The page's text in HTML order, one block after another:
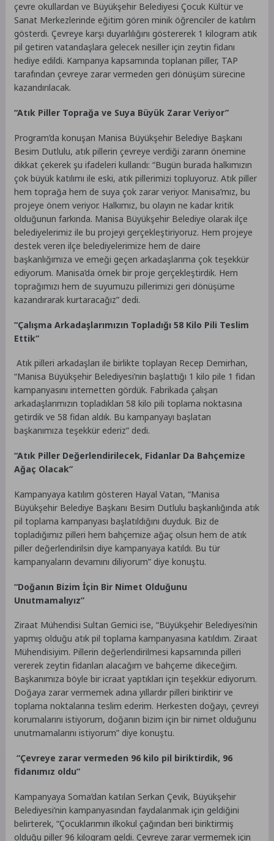
çevre okullardan ve Büyükşehir Belediyesi Çocuk Kültür ve
Sanat Merkezlerinde eğitim gören minik öğrenciler de katılım
gösterdi. Çevreye karşı duyarlılığını göstererek 1 kilogram atık
pil getiren vatandaşlara gelecek nesiller için zeytin fidanı
hediye edildi. Kampanya kapsamında toplanan piller, TAP
tarafından çevreye zarar vermeden geri dönüşüm sürecine
kazandırılacak.
“Atık Piller Toprağa ve Suya Büyük Zarar Veriyor”
Program’da konuşan Manisa Büyükşehir Belediye Başkanı
Besim Dutlulu, atık pillerin çevreye verdiği zararın önemine
dikkat çekerek şu ifadeleri kullandı: “Bugün burada halkımızın
çok büyük katılımı ile eski, atık pillerimizi topluyoruz. Atık piller
hem toprağa hem de suya çok zarar veriyor. Manisa’mız, bu
projeye önem veriyor. Halkımız, bu olayın ne kadar kritik
olduğunun farkında. Manisa Büyükşehir Belediye olarak ilçe
belediyelerimiz ile bu projeyi gerçekleştiriyoruz. Hem projeye
destek veren ilçe belediyelerimize hem de daire
başkanlığımıza ve emeği geçen arkadaşlarıma çok teşekkür
ediyorum. Manisa’da örnek bir proje gerçekleştirdik. Hem
toprağımızı hem de suyumuzu pillerimizi geri dönüşüme
kazandırarak kurtaracağız” dedi.
“Çalışma Arkadaşlarımızın Topladığı 58 Kilo Pili Teslim
Ettik”
Atık pilleri arkadaşları ile birlikte toplayan Recep Demirhan,
“Manisa Büyükşehir Belediyesi’nin başlattığı 1 kilo pile 1 fidan
kampanyasını internetten gördük. Fabrikada çalışan
arkadaşlarımızın topladıkları 58 kilo pili toplama noktasına
getirdik ve 58 fidan aldık. Bu kampanyayı başlatan
başkanımıza teşekkür ederiz” dedi.
“Atık Piller Değerlendirilecek, Fidanlar Da Bahçemize
Ağaç Olacak”
Kampanyaya katılım gösteren Hayal Vatan, “Manisa
Büyükşehir Belediye Başkanı Besim Dutlulu başkanlığında atık
pil toplama kampanyası başlatıldığını duyduk. Biz de
topladığımız pilleri hem bahçemize ağaç olsun hem de atık
piller değerlendirilsin diye kampanyaya katıldı. Bu tür
kampanyaların devamını diliyorum” diye konuştu.
“Doğanın Bizim İçin Bir Nimet Olduğunu
Unutmamalıyız”
Ziraat Mühendisi Sultan Gemici ise, “Büyükşehir Belediyesi’nin
yapmış olduğu atık pil toplama kampanyasına katıldım. Ziraat
Mühendisiyim. Pillerin değerlendirilmesi kapsamında pilleri
vererek zeytin fidanları alacağım ve bahçeme dikeceğim.
Başkanımıza böyle bir icraat yaptıkları için teşekkür ediyorum.
Doğaya zarar vermemek adına yıllardır pilleri biriktirir ve
toplama noktalarına teslim ederim. Herkesten doğayı, çevreyi
korumalarını istiyorum, doğanın bizim için bir nimet olduğunu
unutmamalarını istiyorum” diye konuştu.
“Çevreye zarar vermeden 96 kilo pil biriktirdik, 96
fidanımız oldu”
Kampanyaya Soma’dan katılan Serkan Çevik, Büyükşehir
Belediyesi’nin kampanyasından faydalanmak için geldiğini
belirterek, “Çocuklarımın ilkokul çağından beri biriktirmiş
olduğu piller 96 kilogram geldi. Çevreye zarar vermemek için